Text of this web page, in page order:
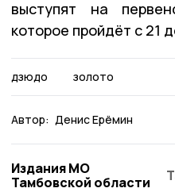
выступят на
которое пройдёт с 21
дзюдо золото
Автор: Денис Ерёмин
Издания МО
Тамбовской области